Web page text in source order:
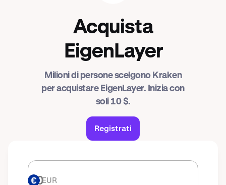
Acquista
EigenLayer
Milioni di persone scelgono Kraken
per acquistare EigenLayer. Inizia con
soli 10 $.
Registrati
EUR EUR